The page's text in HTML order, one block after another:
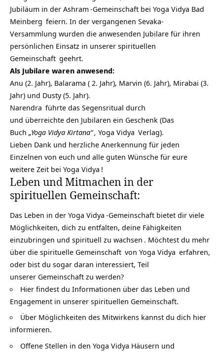
Jubiläum in der Ashram -Gemeinschaft bei Yoga Vidya Bad
Meinberg feiern. In der vergangenen Sevaka-
Versammlung wurden die anwesenden Jubilare für ihren
persönlichen Einsatz in unserer spirituellen
Gemeinschaft geehrt.
Als Jubilare waren anwesend:
Anu (2. Jahr), Balarama ( 2. Jahr), Marvin (6. Jahr), Mirabai (3.
Jahr) und Dusty (5. Jahr).
Narendra führte das Segensritual durch
und überreichte den Jubilaren ein Geschenk (Das
Buch „Yoga Vidya Kirtana“, Yoga Vidya Verlag).
Lieben Dank und herzliche Anerkennung für jeden
Einzelnen von euch und alle guten Wünsche für eure
weitere Zeit bei Yoga Vidya !
Leben und Mitmachen in der
spirituellen Gemeinschaft:
Das Leben in der Yoga Vidya -Gemeinschaft bietet dir viele
Möglichkeiten, dich zu entfalten, deine Fähigkeiten
einzubringen und spirituell zu wachsen . Möchtest du mehr
über die spirituelle Gemeinschaft von Yoga Vidya erfahren,
oder bist du sogar daran interessiert, Teil
unserer Gemeinschaft zu werden?
Hier findest du Informationen über das Leben und
Engagement in unserer spirituellen Gemeinschaft.
Über Möglichkeiten des Mitwirkens kannst du dich hier
informieren.
Offene Stellen in den Yoga Vidya Häusern und